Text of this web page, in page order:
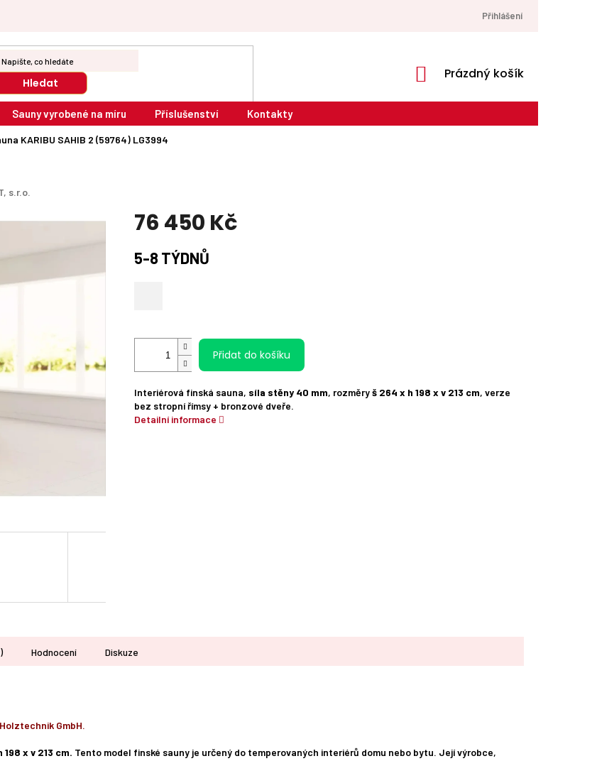
Přihlášení
Hledat
NÁKUPNÍ
Prázdný košík
Sauny vyrobené na míru Příslušenství Kontakty
KARIBU SAHIB 2 (59764) LG3994
s.r.o.
76 450 Kč
cena:
5-8 TÝDNŮ
Přidat do košíku
Interiérová finská sauna, síla stěny 40 mm, rozměryš 264 x h 198 x v 213 cm, verze
bez stropní římsy + bronzové dveře.
Detailní informace
Hodnocení Diskuze
GmbH.
x v 213 cm. Tento model finské sauny je určený do temperovaných interiérů domu nebo bytu. Její výrobce,